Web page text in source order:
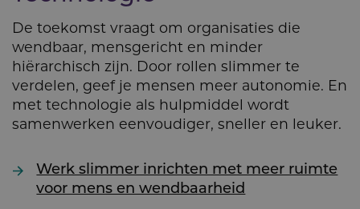
De toekomst vraagt om organisaties die
wendbaar, mensgericht en minder
hiërarchisch zijn. Door rollen slimmer te
verdelen, geef je mensen meer autonomie. En
met technologie als hulpmiddel wordt
samenwerken eenvoudiger, sneller en leuker.
Werk slimmer inrichten met meer ruimte
voor mens en wendbaarheid